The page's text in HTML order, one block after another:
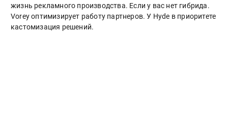
жизнь рекламного производства. Если у вас нет гибрида.
Vorey оптимизирует работу партнеров. У Hyde в приоритете
кастомизация решений.